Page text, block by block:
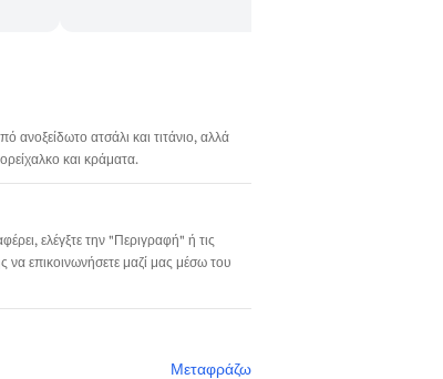
ανοξείδωτο ατσάλι και τιτάνιο, αλλά
και κράματα.
ελέγξτε την "Περιγραφή" ή τις
να επικοινωνήσετε μαζί μας μέσω του
Μεταφράζω